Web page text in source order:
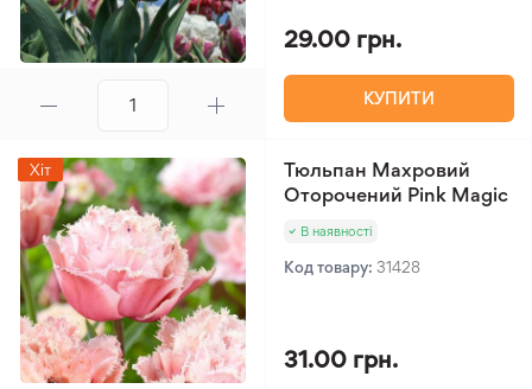
29.00 грн.
КУПИТИ
Хіт
Тюльпан Махровий
Оторочений Pink Magic
В наявності
Код товару: 31428
31.00 грн.